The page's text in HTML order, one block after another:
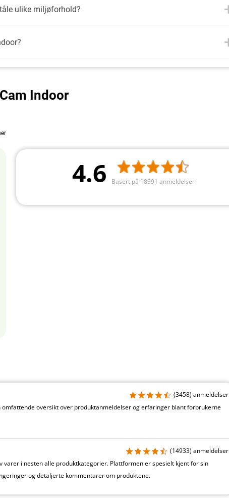
ulike miljøforhold?
Indoor
4.6 Basert på 18391 anmeldelser
(3458) anmeldelser
oversikt over produktanmeldelser og erfaringer blant forbrukerne
(14933) anmeldelser
i nesten alle produktkategorier. Plattformen er spesielt kjent for sin
og detaljerte kommentarer om produktene.